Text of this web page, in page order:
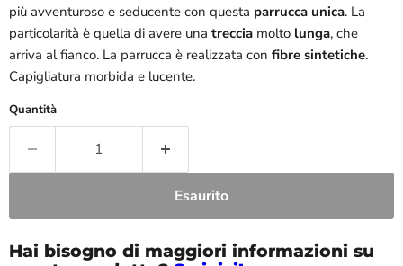
più avventuroso e seducente con questa parrucca unica. La
particolarità è quella di avere una treccia molto lunga, che
arriva al fianco. La parrucca è realizzata con fibre sintetiche.
Capigliatura morbida e lucente.
Quantità
Esaurito
Hai bisogno di maggiori informazioni su